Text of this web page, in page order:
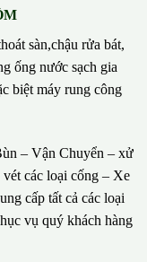
sàn,chậu rửa bát,
ống nước sạch gia
biệt máy rung công
– Vận Chuyển – xử
các loại cống – Xe
cấp tất cả các loại
vụ quý khách hàng